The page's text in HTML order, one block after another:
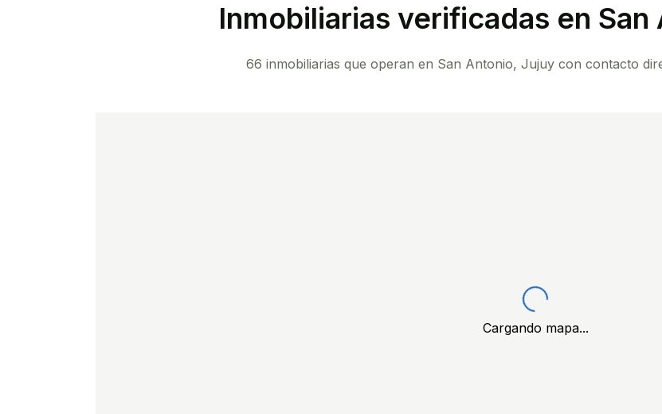
Inmobiliarias verificadas en San
66 inmobiliarias que operan en San Antonio, Jujuy con contacto
Cargando mapa...